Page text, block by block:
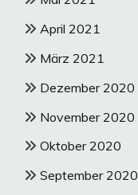
April 2021
März 2021
Dezember 2020
November 2020
Oktober 2020
September 2020